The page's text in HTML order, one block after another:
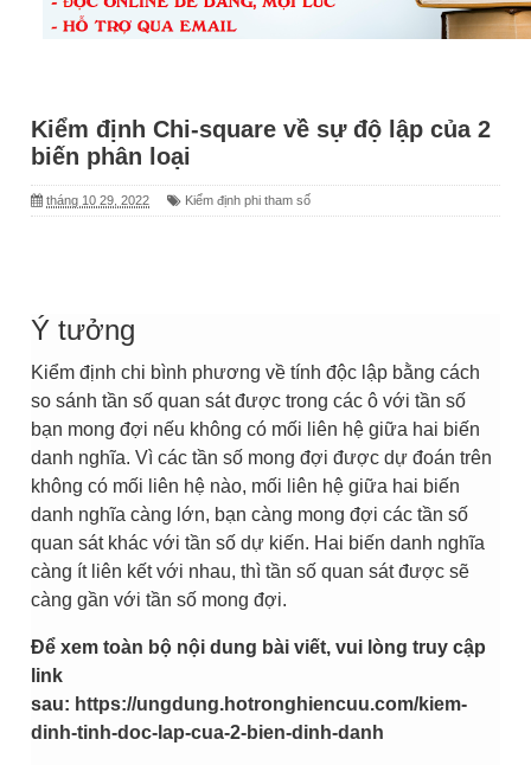
Kiểm định Chi-square về sự độ lập của 2
biến phân loại
tháng 10 29, 2022 Kiểm định phi tham số
Ý tưởng
Kiểm định chi bình phương về tính độc lập bằng cách
so sánh tần số quan sát được trong các ô với tần số
bạn mong đợi nếu không có mối liên hệ giữa hai biến
danh nghĩa. Vì các tần số mong đợi được dự đoán trên
không có mối liên hệ nào, mối liên hệ giữa hai biến
danh nghĩa càng lớn, bạn càng mong đợi các tần số
quan sát khác với tần số dự kiến. Hai biến danh nghĩa
càng ít liên kết với nhau, thì tần số quan sát được sẽ
càng gần với tần số mong đợi.
Để xem toàn bộ nội dung bài viết, vui lòng truy cập
link
sau: https://ungdung.hotronghiencuu.com/kiem-
dinh-tinh-doc-lap-cua-2-bien-dinh-danh